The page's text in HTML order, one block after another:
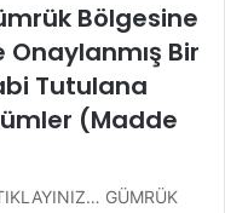
Bölgesine
Bir
Tutulana
(Madde
GÜMRÜK